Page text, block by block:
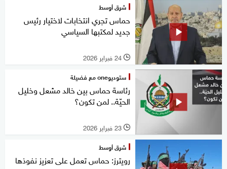
شرق أوسط
حماس تجري انتخابات لاختيار رئيس
جديد لمكتبها السياسي
l 24 فبراير 2026
ستوديوone مع فضيلة
رئاسة حماس بين خالد مشعل وخليل
الحيّة.. لمن تكون؟
l 23 فبراير 2026
شرق أوسط
رويترز: حماس تعمل على تعزيز نفوذها